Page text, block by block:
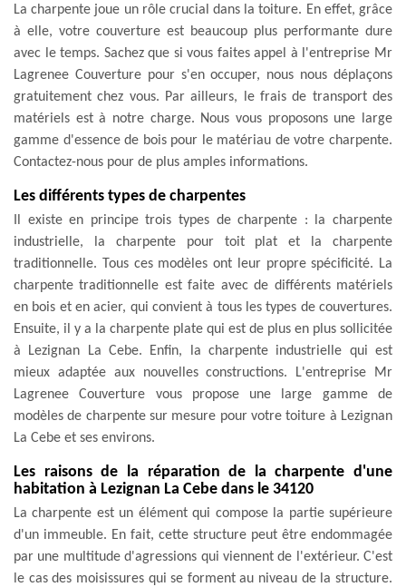
La charpente joue un rôle crucial dans la toiture. En effet, grâce
à elle, votre couverture est beaucoup plus performante dure
avec le temps. Sachez que si vous faites appel à l'entreprise Mr
Lagrenee Couverture pour s'en occuper, nous nous déplaçons
gratuitement chez vous. Par ailleurs, le frais de transport des
matériels est à notre charge. Nous vous proposons une large
gamme d'essence de bois pour le matériau de votre charpente.
Contactez-nous pour de plus amples informations.
Les différents types de charpentes
Il existe en principe trois types de charpente : la charpente
industrielle, la charpente pour toit plat et la charpente
traditionnelle. Tous ces modèles ont leur propre spécificité. La
charpente traditionnelle est faite avec de différents matériels
en bois et en acier, qui convient à tous les types de couvertures.
Ensuite, il y a la charpente plate qui est de plus en plus sollicitée
à Lezignan La Cebe. Enfin, la charpente industrielle qui est
mieux adaptée aux nouvelles constructions. L'entreprise Mr
Lagrenee Couverture vous propose une large gamme de
modèles de charpente sur mesure pour votre toiture à Lezignan
La Cebe et ses environs.
Les raisons de la réparation de la charpente d'une
habitation à Lezignan La Cebe dans le 34120
La charpente est un élément qui compose la partie supérieure
d'un immeuble. En fait, cette structure peut être endommagée
par une multitude d'agressions qui viennent de l'extérieur. C'est
le cas des moisissures qui se forment au niveau de la structure.